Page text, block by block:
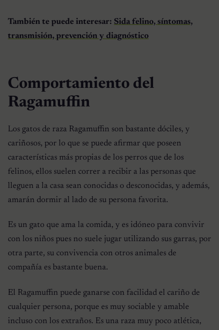
También te puede interesar: Sida felino, síntomas,
transmisión, prevención y diagnóstico
Comportamiento del
Ragamuffin
Los gatos de raza Ragamuffin son bastante dóciles, y
cariñosos, por lo que se puede afirmar que poseen
características más propias de los perros que de los
felinos, ellos suelen correr a recibir a las personas que
lleguen a la casa sean conocidas o desconocidas, y además,
amarán dormir al lado de su persona favorita.
Es un gato que ama la comida, y es idóneo para convivir
con los niños pues no suele jugar utilizando sus garras, por
otra parte, su convivencia con otros animales de
compañía es bastante buena.
El Ragamuffin puede ganarse con facilidad el cariño de
cualquier persona, porque es muy sociable y amable
incluso con los extraños. Es una raza muy poco atlética,